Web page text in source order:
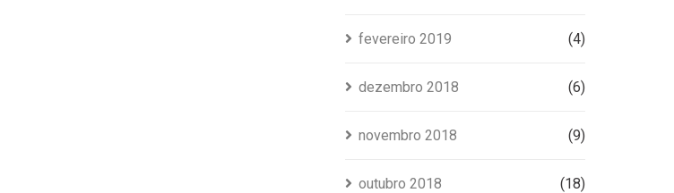
fevereiro 2019 (4)
dezembro 2018 (6)
novembro 2018 (9)
outubro 2018 (18)